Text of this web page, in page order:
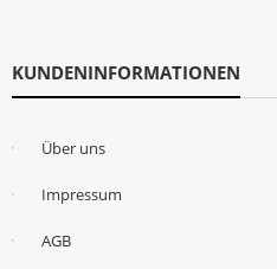
KUNDENINFORMATIONEN
Über uns
Impressum
AGB